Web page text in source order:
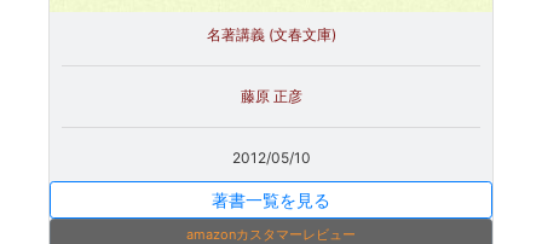
名著講義 (文春文庫)
藤原 正彦
2012/05/10
著書一覧を見る
amazonカスタマーレビュー